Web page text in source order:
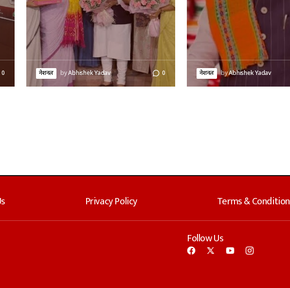
0 नेशनल byAbhishek Yadav 0 नेशनल byAbhishek Yadav
Privacy Policy Terms &
Follow Us